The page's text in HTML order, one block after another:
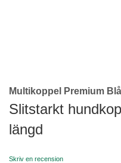
Skip
to
the
beginning
the
Multikoppel Premium Blå
Slitstarkt
längd
Skriv en recension